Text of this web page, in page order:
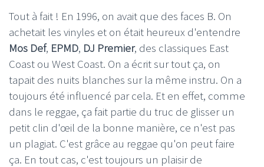
Tout à fait ! En 1996, on avait que des faces B. On
achetait les vinyles et on était heureux d'entendre
Mos Def, EPMD, DJ Premier, des classiques East
Coast ou West Coast. On a écrit sur tout ça, on
tapait des nuits blanches sur la même instru. On a
toujours été influencé par cela. Et en effet, comme
dans le reggae, ça fait partie du truc de glisser un
petit clin d'œil de la bonne manière, ce n'est pas
un plagiat. C'est grâce au reggae qu'on peut faire
ça. En tout cas, c'est toujours un plaisir de